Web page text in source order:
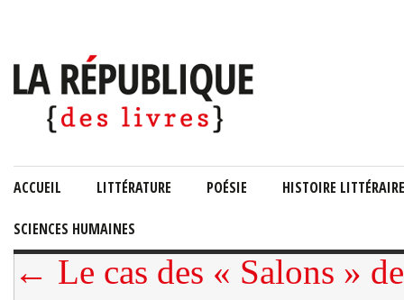
ACCUEIL LITTÉRATURE POÉSIE HISTOIRE LITTÉRAIRE
SCIENCES HUMAINES
← Le cas des « Salons »